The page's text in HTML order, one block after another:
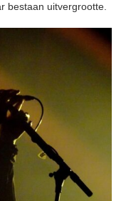
bestaan uitvergrootte.